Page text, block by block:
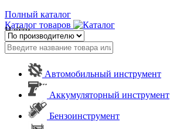
Полный каталог
Каталог товаров
Найти
Автомобильный инструмент
Аккумуляторный инструмент
Бензоинструмент